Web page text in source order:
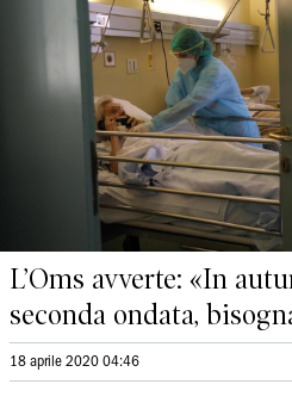
L’Oms avverte: «In
seconda ondata,
18 aprile 2020 04:46